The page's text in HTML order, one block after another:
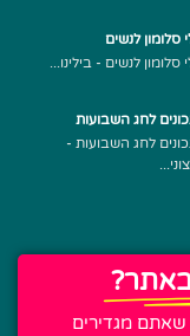
סלומון לנשים
סלומון לנשים - בילינו...
לחג השבועות
לחג השבועות -
שאתם מגדירים